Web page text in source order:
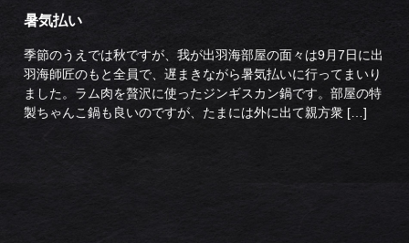
暑気払い
季節のうえでは秋ですが、我が出羽海部屋の面々は9月7日に出
羽海師匠のもと全員で、遅まきながら暑気払いに行ってまいり
ました。ラム肉を贅沢に使ったジンギスカン鍋です。部屋の特
製ちゃんこ鍋も良いのですが、たまには外に出て親方衆 […]